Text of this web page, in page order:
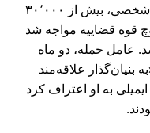
(تجهیزات کامپیوتری، مبلمان، وسایل شخصی، بیش از ۳۰٬۰۰۰
قوه قضاییه مواجه شد
عامل حمله، دو ماه
به بنیان‌گذار علاقه‌مند
به او اعتراف کرد